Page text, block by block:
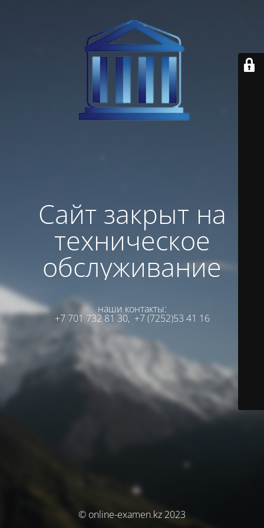
Сайт закрыт на
техническое
обслуживание
наши контакты:
+7 701 732 81 30, +7 (7252)53 41 16
© online-examen.kz 2023